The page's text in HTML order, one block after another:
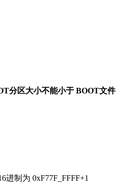
分区大小不能小于 BOOT文件
制为 0xF77F_FFFF+1